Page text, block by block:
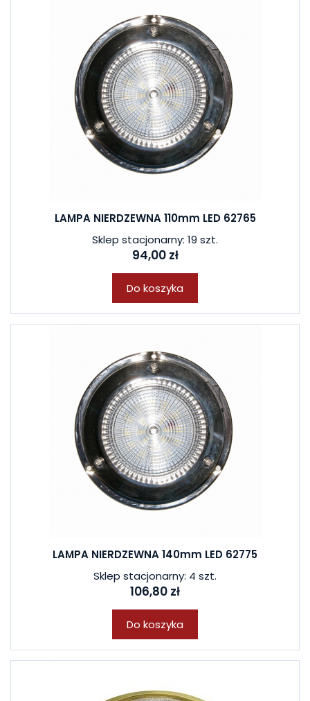
LAMPA NIERDZEWNA 110mm LED 62765
Sklep stacjonarny: 19 szt.
94,00 zł
Do koszyka
LAMPA NIERDZEWNA 140mm LED 62775
Sklep stacjonarny: 4 szt.
106,80 zł
Do koszyka